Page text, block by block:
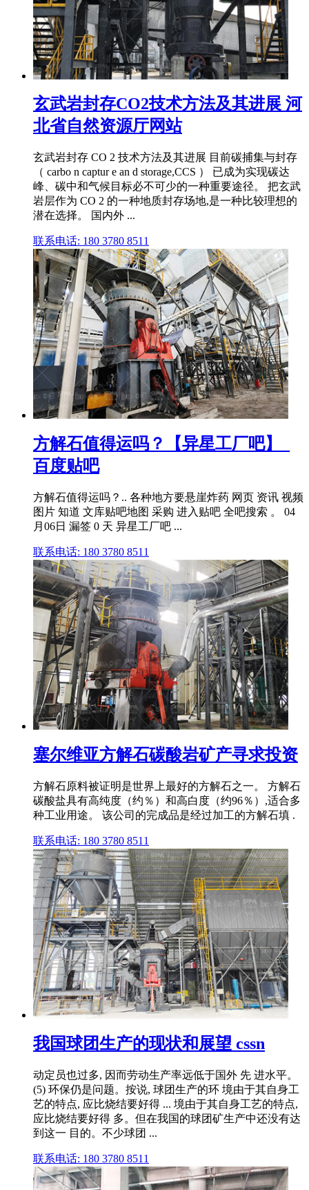
玄武岩封存CO2技术方法及其进展 河
北省自然资源厅网站
玄武岩封存 CO 2 技术方法及其进展 目前碳捕集与封存
（ carbo n captur e an d storage,CCS ） 已成为实现碳达
峰、碳中和气候目标必不可少的一种重要途径。 把玄武
岩层作为 CO 2 的一种地质封存场地,是一种比较理想的
潜在选择。 国内外 ...
联系电话: 180 3780 8511
方解石值得运吗？【异星工厂吧】_
百度贴吧
方解石值得运吗？.. 各种地方要悬崖炸药 网页 资讯 视频
图片 知道 文库贴吧地图 采购 进入贴吧 全吧搜索 。 04
月06日 漏签 0 天 异星工厂吧 ...
联系电话: 180 3780 8511
塞尔维亚方解石碳酸岩矿产寻求投资
方解石原料被证明是世界上最好的方解石之一。 方解石
碳酸盐具有高纯度（约％）和高白度（约96％）,适合多
种工业用途。 该公司的完成品是经过加工的方解石填 .
联系电话: 180 3780 8511
我国球团生产的现状和展望 cssn
动定员也过多, 因而劳动生产率远低于国外 先 进水平。
(5) 环保仍是问题。按说, 球团生产的环 境由于其自身工
艺的特点, 应比烧结要好得 ... 境由于其自身工艺的特点,
应比烧结要好得 多。但在我国的球团矿生产中还没有达
到这一 目的。不少球团 ...
联系电话: 180 3780 8511